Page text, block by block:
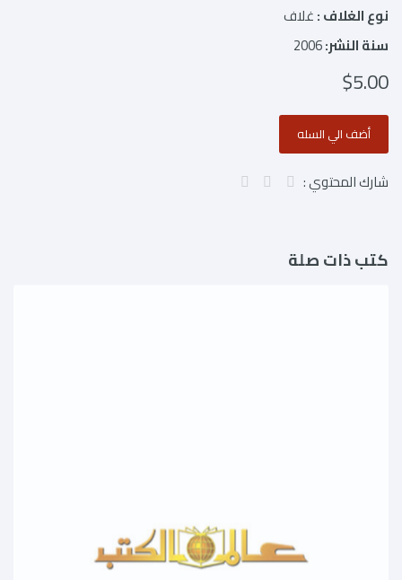
نوع الغلاف :غلاف
سنة النشر:2006
$5.00
شارك المحتوي :
كتب ذات صلة